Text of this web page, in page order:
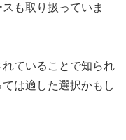
も取り扱っていま
ていることで知られ
は適した選択かもし